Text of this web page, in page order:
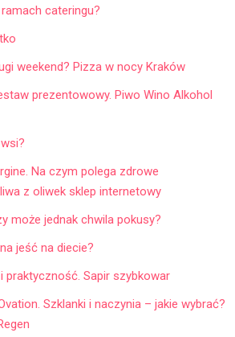
cateringu?
weekend? Pizza w nocy Kraków
prezentowowy. Piwo Wino Alkohol
Na czym polega zdrowe
z oliwek sklep internetowy
może jednak chwila pokusy?
jeść na diecie?
praktyczność. Sapir szybkowar
Szklanki i naczynia – jakie wybrać?